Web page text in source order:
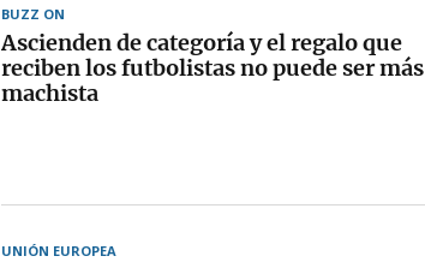
BUZZ ON
Ascienden de categoría y el regalo que
reciben los futbolistas no puede ser más
machista
UNIÓN EUROPEA